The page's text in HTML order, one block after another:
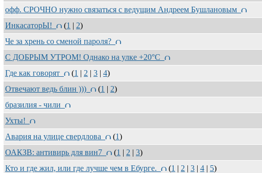
офф. СРОЧНО нужно связаться с ведущим Андреем Бушлановым
ИнкасаторЫ!
(1 | 2)
Че за хрень со сменой пароля?
С ДОБРЫМ УТРОМ! Однако на улке +20°C
Где как говорят
(1 | 2 | 3 | 4)
Отвечают ведь блин )))
(1 | 2)
бразилия - чили
Ухты!
Авария на улице свердлова
(1)
ОАКЗВ: антивирь для вин7
(1 | 2 | 3)
Кто и где жил, или где лучше чем в Ебурге.
(1 | 2 | 3 | 4 | 5)